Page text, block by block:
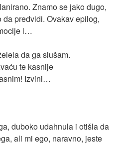
Znamo se jako dugo,
predvidi. Ovakav epilog,
i…
da ga slušam.
te kasnije
Izvini…
duboko udahnula i otišla da
ali mi ego, naravno, jeste